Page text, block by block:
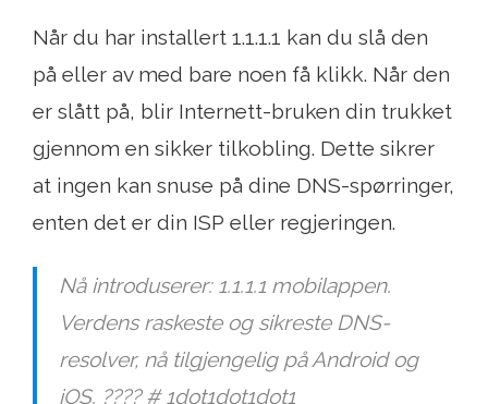
Når du har installert 1.1.1.1 kan du slå den
på eller av med bare noen få klikk. Når den
er slått på, blir Internett-bruken din trukket
gjennom en sikker tilkobling. Dette sikrer
at ingen kan snuse på dine DNS-spørringer,
enten det er din ISP eller regjeringen.
Nå introduserer: 1.1.1.1 mobilappen.
Verdens raskeste og sikreste DNS-
resolver, nå tilgjengelig på Android og
iOS. ???? # 1dot1dot1dot1